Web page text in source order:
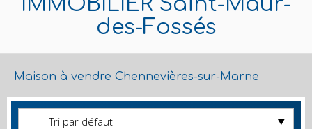
Maison à vendre Chennevières-sur-Marne
Tri par défaut